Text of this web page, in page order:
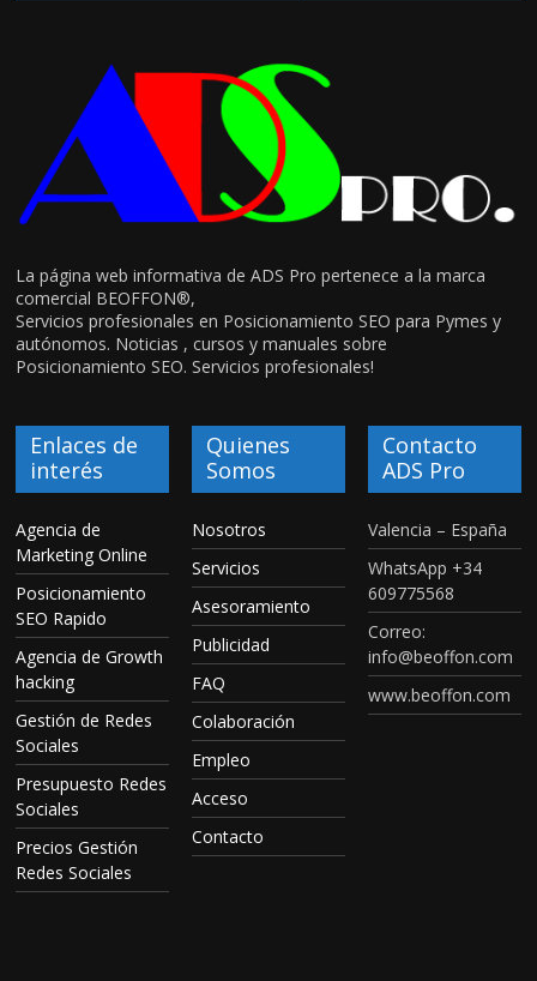
La página web informativa de ADS Pro pertenece a la marca
comercial BEOFFON®,
Servicios profesionales en Posicionamiento SEO para Pymes y
autónomos. Noticias , cursos y manuales sobre
Posicionamiento SEO. Servicios profesionales!
Enlaces de
interés
Agencia de
Marketing Online
Posicionamiento
SEO Rapido
Agencia de Growth
hacking
Gestión de Redes
Sociales
Presupuesto Redes
Sociales
Precios Gestión
Redes Sociales
Quienes
Somos
Nosotros
Servicios
Asesoramiento
Publicidad
FAQ
Colaboración
Empleo
Acceso
Contacto
Contacto
ADS Pro
Valencia – España
WhatsApp +34
609775568
Correo:
info@beoffon.com
www.beoffon.com